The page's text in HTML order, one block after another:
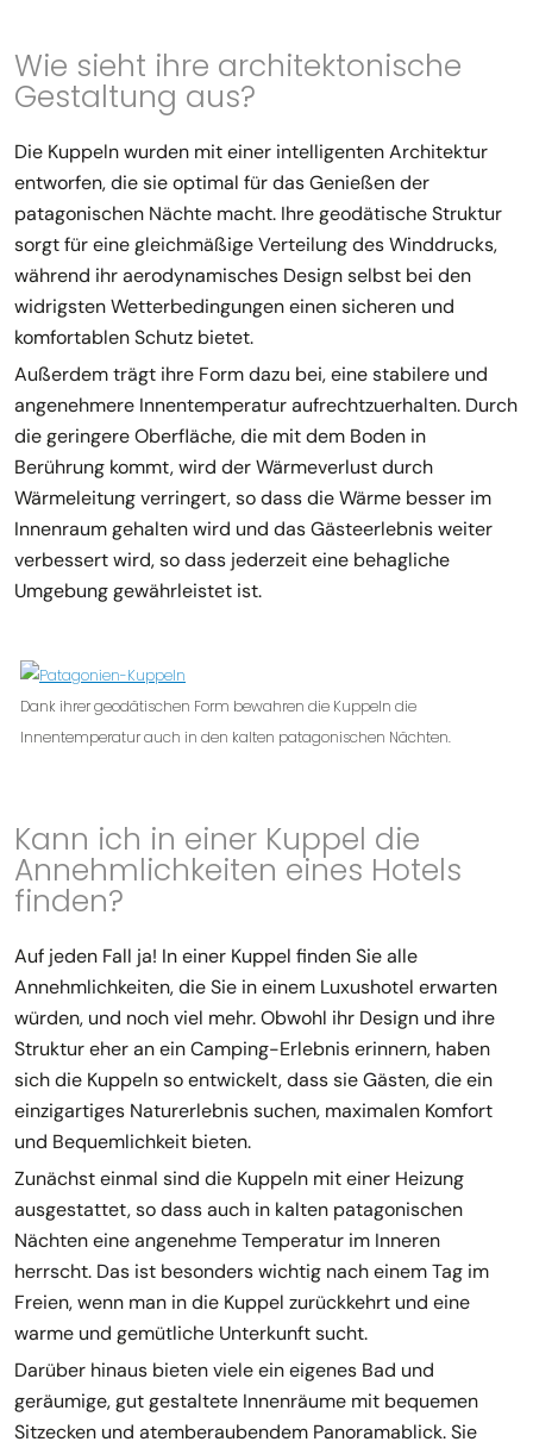
Wie sieht ihre architektonische
Gestaltung aus?
Die Kuppeln wurden mit einer intelligenten Architektur
entworfen, die sie optimal für das Genießen der
patagonischen Nächte macht. Ihre geodätische Struktur
sorgt für eine gleichmäßige Verteilung des Winddrucks,
während ihr aerodynamisches Design selbst bei den
widrigsten Wetterbedingungen einen sicheren und
komfortablen Schutz bietet.
Außerdem trägt ihre Form dazu bei, eine stabilere und
angenehmere Innentemperatur aufrechtzuerhalten. Durch
die geringere Oberfläche, die mit dem Boden in
Berührung kommt, wird der Wärmeverlust durch
Wärmeleitung verringert, so dass die Wärme besser im
Innenraum gehalten wird und das Gästeerlebnis weiter
verbessert wird, so dass jederzeit eine behagliche
Umgebung gewährleistet ist.
Dank ihrer geodätischen Form bewahren die Kuppeln die
Innentemperatur auch in den kalten patagonischen Nächten.
Kann ich in einer Kuppel die
Annehmlichkeiten eines Hotels
finden?
Auf jeden Fall ja! In einer Kuppel finden Sie alle
Annehmlichkeiten, die Sie in einem Luxushotel erwarten
würden, und noch viel mehr. Obwohl ihr Design und ihre
Struktur eher an ein Camping-Erlebnis erinnern, haben
sich die Kuppeln so entwickelt, dass sie Gästen, die ein
einzigartiges Naturerlebnis suchen, maximalen Komfort
und Bequemlichkeit bieten.
Zunächst einmal sind die Kuppeln mit einer Heizung
ausgestattet, so dass auch in kalten patagonischen
Nächten eine angenehme Temperatur im Inneren
herrscht. Das ist besonders wichtig nach einem Tag im
Freien, wenn man in die Kuppel zurückkehrt und eine
warme und gemütliche Unterkunft sucht.
Darüber hinaus bieten viele ein eigenes Bad und
geräumige, gut gestaltete Innenräume mit bequemen
Sitzecken und atemberaubendem Panoramablick. Sie